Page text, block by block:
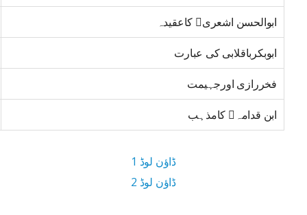
ابوالحسن اشعری کاعقیدہ
ابوبکرباقلابی کی عبارت
فخررازی اورجہیمت
ابن قدامہ کامذہب
ڈاؤن لوڈ 1
ڈاؤن لوڈ 2